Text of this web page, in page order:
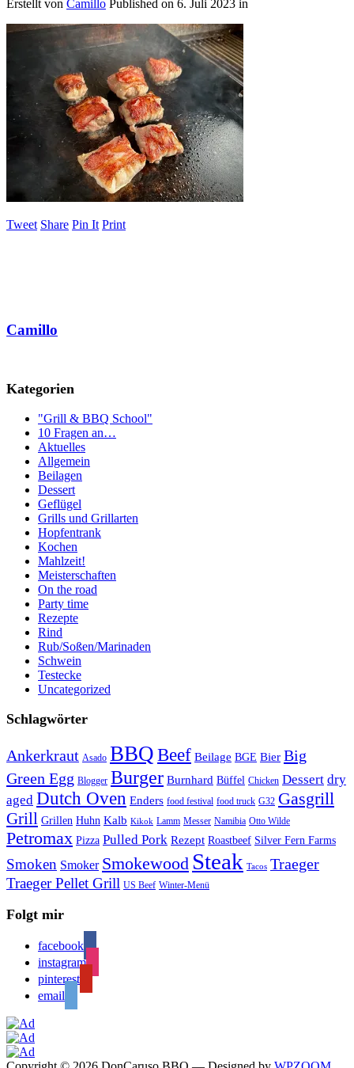
Erstellt von Camillo Published on 6. Juli 2023 in
Tweet Share Pin It Print
Camillo
Kategorien
"Grill & BBQ School"
10 Fragen an…
Aktuelles
Allgemein
Beilagen
Dessert
Geflügel
Grills und Grillarten
Hopfentrank
Kochen
Mahlzeit!
Meisterschaften
On the road
Party time
Rezepte
Rind
Rub/Soßen/Marinaden
Schwein
Testecke
Uncategorized
Schlagwörter
Ankerkraut Asado BBQBeef Beilage BGE Bier Big
Green Egg Blogger Burger Burnhard Büffel Chicken Dessert dry
aged Dutch Oven Enders food festival food truck G32 Gasgrill
Grill Grillen Huhn Kalb Kikok Lamm Messer Namibia Otto Wilde
Petromax Pizza Pulled Pork Rezept Roastbeef Silver Fern Farms
Smoken Smoker Smokewood Steak Tacos Traeger
Traeger Pellet Grill US Beef Winter-Menü
Folgt mir
facebook
instagram
pinterest
email